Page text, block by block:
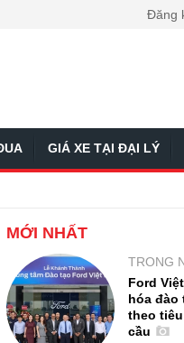
Đăng
GIÁ XE TẠI ĐẠI LÝ
MỚI NHẤT
TRONG
Ford
hóa đào
theo
cầu